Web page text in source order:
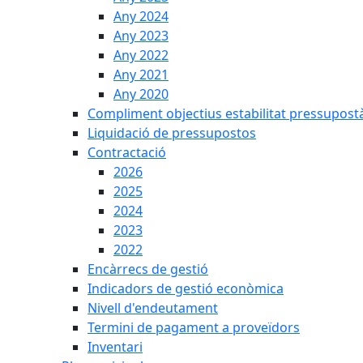
Any 2024
Any 2023
Any 2022
Any 2021
Any 2020
Compliment objectius estabilitat
Liquidació de pressupostos
Contractació
2026
2025
2024
2023
2022
Encàrrecs de gestió
Indicadors de gestió econòmica
Nivell d'endeutament
Termini de pagament a proveïdors
Inventari